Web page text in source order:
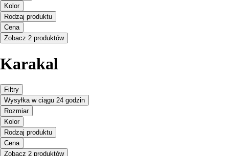
Kolor
Rodzaj produktu
Cena
Zobacz 2 produktów
Karakal
Filtry
Wysyłka w ciągu 24 godzin
Rozmiar
Kolor
Rodzaj produktu
Cena
Zobacz 2 produktów